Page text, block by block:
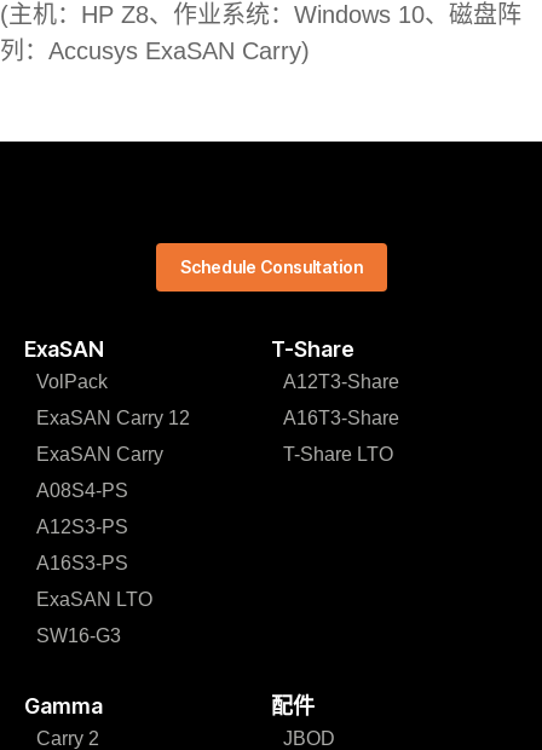
(主机：HP Z8、作业系统：Windows 10、磁盘阵
列：Accusys ExaSAN Carry)
ExaSAN T-Share
VolPack
ExaSAN Carry 12
ExaSAN Carry
A08S4-PS
A12S3-PS
A16S3-PS
ExaSAN LTO
SW16-G3
A12T3-Share
A16T3-Share
T-Share LTO
Gamma 配件
Carry 2
JBOD
Schedule Consultation